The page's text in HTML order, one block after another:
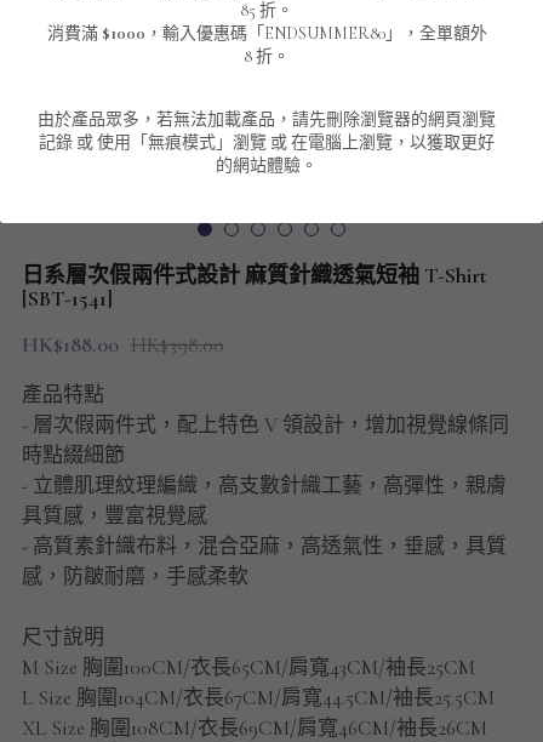
重磅純色 衛衣 系列
長袖 T-SHIRT
短袖 POLO T-Shirt
針織外套
棒球外套
夾棉外套
男裝衛衣
連帽衛衣
九分褲
短褲
搜索
日系層次假兩件式設計 麻質針織透氣短袖 T-Shirt
[SBT-1541]
HK$188.00 HK$398.00
產品特點
- 層次假兩件式，配上特色 V 領設計，增加視覺線條同
時點綴細節
- 立體肌理紋理編織，高支數針織工藝，高彈性，親膚
具質感，豐富視覺感
- 高質素針織布料，混合亞麻，高透氣性，垂感，具質
感，防皺耐磨，手感柔軟
尺寸說明
M Size 胸圍100CM/衣長65CM/肩寬43CM/袖長25CM
L Size 胸圍104CM/衣長67CM/肩寬44.5CM/袖長25.5CM
XL Size 胸圍108CM/衣長69CM/肩寬46CM/袖長26CM
針織外套
配飾
頸鏈
男裝長袖T-SHIRT
HOT ITEMS
NEW ARRIVALS
男裝長褲
男士短褲
男裝九分褲
85 折。
消費滿 $1000 ，輸入優惠碼「ENDSUMMER80」，全單額外
8 折。
由於產品眾多，若無法加載產品，請先刪除瀏覽器的網頁瀏覽
記錄 或 使用「無痕模式」瀏覽 或 在電腦上瀏覽，以獲取更好
的網站體驗。